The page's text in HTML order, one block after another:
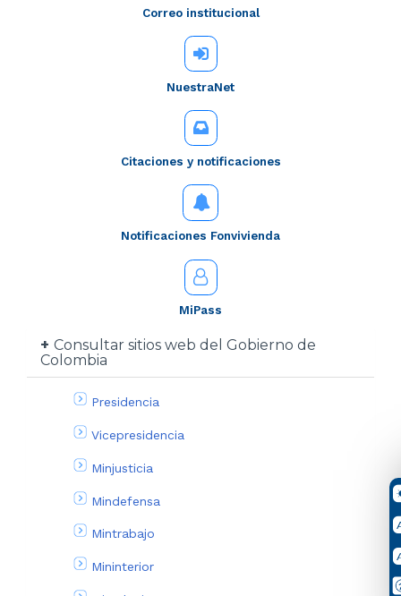
Correo institucional
NuestraNet
Citaciones y notificaciones
Notificaciones Fonvivienda
MiPass
Consultar sitios web del Gobierno de
Colombia
Presidencia
Vicepresidencia
Minjusticia
Mindefensa
Mintrabajo
Mininterior